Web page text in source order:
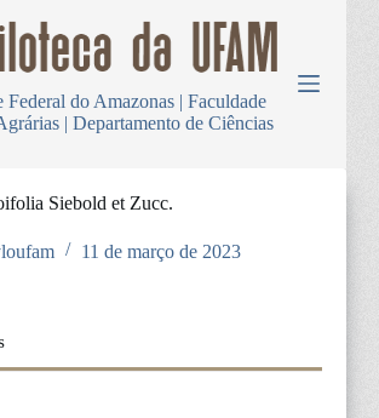
Federal do Amazonas | Faculdade
| Departamento de Ciências
Siebold et Zucc.
11 de março de 2023